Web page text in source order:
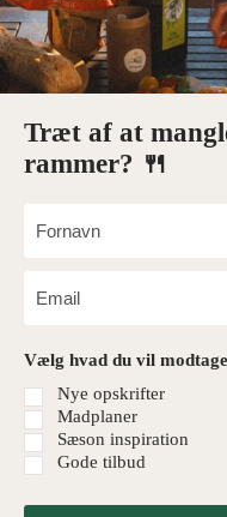
Træt af at
rammer? 🍴
Vælg hvad du vil modtage
Nye opskrifter
Madplaner
Sæson inspiration
Gode tilbud